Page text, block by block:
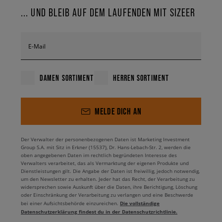
... UND BLEIB AUF DEM LAUFENDEN MIT SIZEER
E-Mail
DAMEN SORTIMENT HERREN SORTIMENT
MELDE DICH AN
Der Verwalter der personenbezogenen Daten ist Marketing Investment
Group S.A. mit Sitz in Erkner (15537), Dr. Hans-Lebach-Str. 2, werden die
oben angegebenen Daten im rechtlich begründeten Interesse des
Verwalters verarbeitet, das als Vermarktung der eigenen Produkte und
Dienstleistungen gilt. Die Angabe der Daten ist freiwillig, jedoch notwendig,
um den Newsletter zu erhalten. Jeder hat das Recht, der Verarbeitung zu
widersprechen sowie Auskunft über die Daten, ihre Berichtigung, Löschung
oder Einschränkung der Verarbeitung zu verlangen und eine Beschwerde
bei einer Aufsichtsbehörde einzureichen. Die vollständige
Datenschutzerklärung findest du in der Datenschutzrichtlinie.